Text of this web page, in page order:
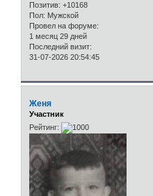
Позитив: +10168
Пол: Мужской
Провел на форуме:
1 месяц 29 дней
Последний визит:
31-07-2026 20:54:45
Женя
Участник
Рейтинг: